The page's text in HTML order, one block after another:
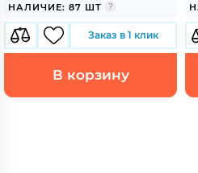
НАЛИЧИЕ: 87 ШТ
Заказ в 1 клик
В корзину